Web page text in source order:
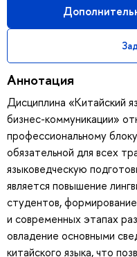
Аннотация
Дисциплина «Китайский
бизнес-коммуникации»
профессиональному
обязательной для всех
языковедческую
является повышение
студентов,
и современных этапах
овладение основными
китайского языка, что